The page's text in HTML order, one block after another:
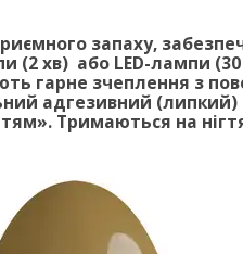
запаху,
хв) або LED-лампи
гарне зчеплення з
адгезивний
Тримаються на